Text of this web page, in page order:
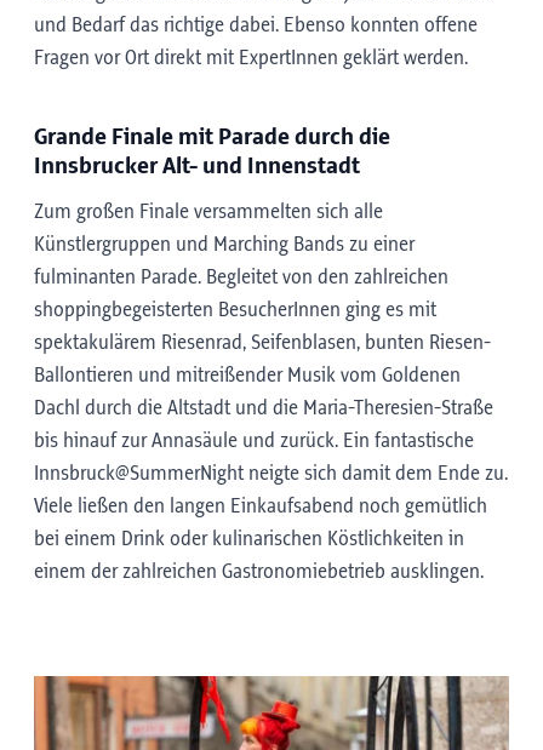
und Bedarf das richtige dabei. Ebenso konnten offene
Fragen vor Ort direkt mit ExpertInnen geklärt werden.
Grande Finale mit Parade durch die
Innsbrucker Alt- und Innenstadt
Zum großen Finale versammelten sich alle
Künstlergruppen und Marching Bands zu einer
fulminanten Parade. Begleitet von den zahlreichen
shoppingbegeisterten BesucherInnen ging es mit
spektakulärem Riesenrad, Seifenblasen, bunten Riesen-
Ballontieren und mitreißender Musik vom Goldenen
Dachl durch die Altstadt und die Maria-Theresien-Straße
bis hinauf zur Annasäule und zurück. Ein fantastische
Innsbruck@SummerNight neigte sich damit dem Ende zu.
Viele ließen den langen Einkaufsabend noch gemütlich
bei einem Drink oder kulinarischen Köstlichkeiten in
einem der zahlreichen Gastronomiebetrieb ausklingen.